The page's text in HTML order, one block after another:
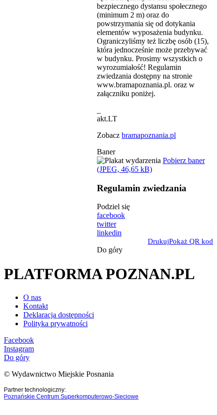
bezpiecznego dystansu społecznego
(minimum 2 m) oraz do
powstrzymania się od dotykania
elementów wyposażenia budynku.
Ograniczyliśmy też liczbę osób (15),
która jednocześnie może przebywać
w budynku. Prosimy wszystkich o
wyrozumiałość! Regulamin
zwiedzania dostępny na stronie
www.bramapoznania.pl. oraz w
załączniku poniżej.
akt.LT
Zobacz bramapoznania.pl
Baner
Pobierz baner
(JPEG, 46,65 kB)
Regulamin zwiedzania
Podziel się
facebook
twitter
linkedin
DrukujPokaż QR kod
Do góry
PLATFORMA POZNAN.PL
O nas
Kontakt
Deklaracja dostępności
Polityka prywatności
Facebook
Instagram
Do góry
© Wydawnictwo Miejskie Posnania
Partner technologiczny:
Poznańskie Centrum Superkomputerowo-Sieciowe